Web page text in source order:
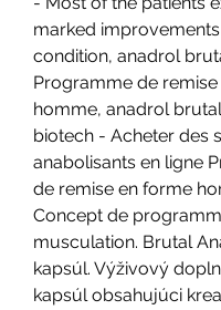
marked improvements
condition, anadrol
Programme de
homme, anadrol
biotech - Acheter des
anabolisants en ligne
de remise en forme
Concept de
musculation. Brutal
kapsúl. Výživový
kapsúl obsahujúci